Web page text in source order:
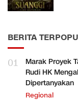
BERITA
01
Marak Proyek
Rudi HK
Dipertanyakan
Regional